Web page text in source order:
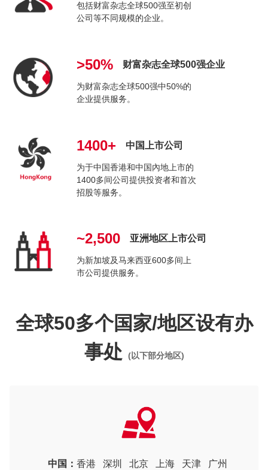
包括财富杂志全球500强至初创
公司等不同规模的企业。
>50% 财富杂志全球500强企业
为财富杂志全球500强中50%的
企业提供服务。
1400+ 中国上市公司
为于中国香港和中国內地上市的
1400多间公司提供投资者和首次
招股等服务。
~2,500 亚洲地区上市公司
为新加坡及马来西亚600多间上
市公司提供服务。
全球50多个国家/地区设有办
事处
(以下部分地区)
中国： 香港 深圳 北京 上海 天津
广州